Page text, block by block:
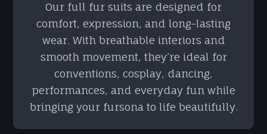
Our full fur suits are designed for
comfort, expression, and long-lasting
wear. With breathable interiors and
smooth movement, they’re ideal for
conventions, cosplay, dancing,
performances, and everyday fun while
bringing your fursona to life beautifully.